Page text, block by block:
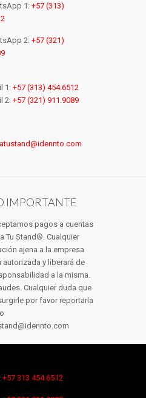
1:+57 (313)
2:+57 (321)
1:+57 (313) 454.6512
2:+57 (321) 911.9089
IMPORTANTE
pagos a cuentas
Tu Stand®. Cualquier
ajena a la empresa
autorizada y liberará de
a la misma.
Cualquier duda que
por favor reportarla
+57 313 454.6512